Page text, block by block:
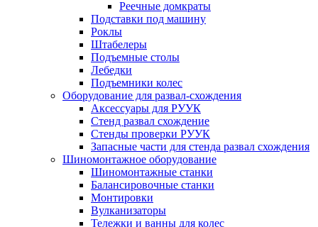
Реечные домкраты
Подставки под машину
Роклы
Штабелеры
Подъемные столы
Лебедки
Подъемники колес
Оборудование для развал-схождения
Аксессуары для РУУК
Стенд развал схождение
Стенды проверки РУУК
Запасные части для стенда развал схождения
Шиномонтажное оборудование
Шиномонтажные станки
Балансировочные станки
Монтировки
Вулканизаторы
Тележки и ванны для колес